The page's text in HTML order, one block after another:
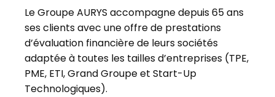
Le Groupe AURYS accompagne depuis 65 ans
ses clients avec une offre de prestations
d’évaluation financière de leurs sociétés
adaptée à toutes les tailles d’entreprises (TPE,
PME, ETI, Grand Groupe et Start-Up
Technologiques).